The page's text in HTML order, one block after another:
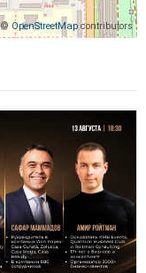
© OpenStreetMap contributors